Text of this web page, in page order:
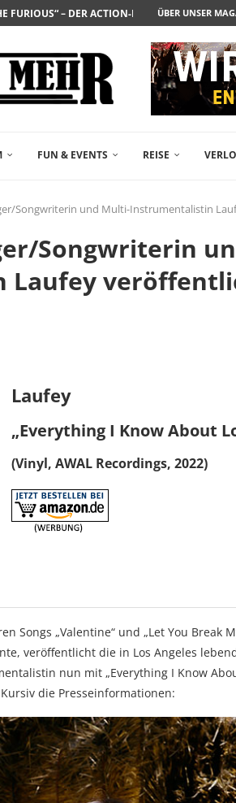
– MIT DER LEGENDÄREN POLARSTERN...
DAS HISTORIEN-DRAMA JETZT AUF DVD...
– JOHN SCHLESINGERS ROMCOM AUS 1963...
ÜBER UNSER
FUN & EVENTS REISE
Songwriterin und Multi-Instrumentalistin
Songwriterin
Laufey
Laufey
„Everything I Know About
(Vinyl, AWAL Recordings, 2022)
Songs „Valentine“ und „Let You Break
veröffentlicht die in Los Angeles
nun mit „Everything I Know
die Presseinformationen: